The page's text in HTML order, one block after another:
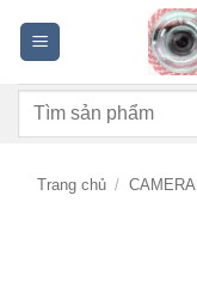
dung
Tìm
Trang chủ /